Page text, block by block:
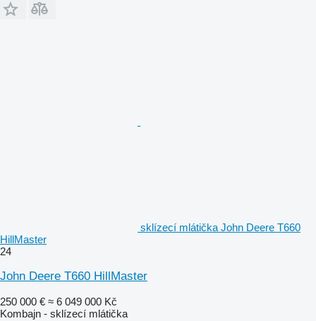
sklízecí mlátička John Deere T660
HillMaster
24
John Deere T660 HillMaster
250 000 € ≈ 6 049 000 Kč
Kombajn - sklízecí mlátička